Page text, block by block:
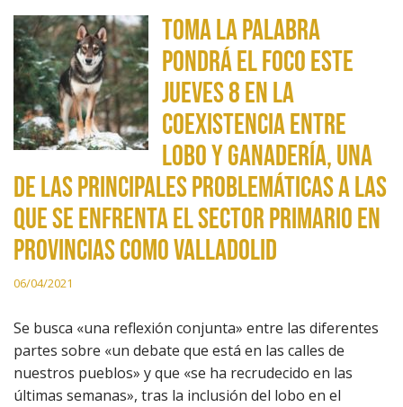
Toma la Palabra
pondrá el foco este
jueves 8 en la
coexistencia entre
lobo y ganadería, una
de las principales problemáticas a las
que se enfrenta el sector primario en
provincias como Valladolid
06/04/2021
Se busca «una reflexión conjunta» entre las diferentes
partes sobre «un debate que está en las calles de
nuestros pueblos» y que «se ha recrudecido en las
últimas semanas», tras la inclusión del lobo en el